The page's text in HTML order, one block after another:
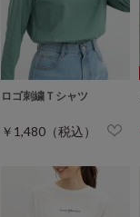
ロゴ刺繍Ｔシャツ
￥1,480（税込）